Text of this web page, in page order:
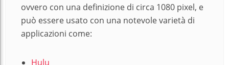
ovvero con una definizione di circa 1080 pixel, e
può essere usato con una notevole varietà di
applicazioni come:
Hulu